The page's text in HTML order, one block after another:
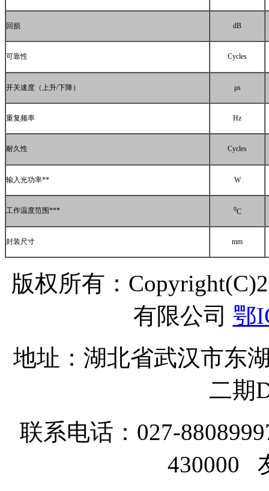
回损 dB
可靠性 Cycles
开关速度（上升/下降） μs
重复频率 Hz
耐久性 Cycles
输入光功率** W
工作温度范围*** 0C
封装尺寸 mm
版权所有：
有限公司 鄂
地址：湖北省武汉市东
二期
联系电话：027-
430000